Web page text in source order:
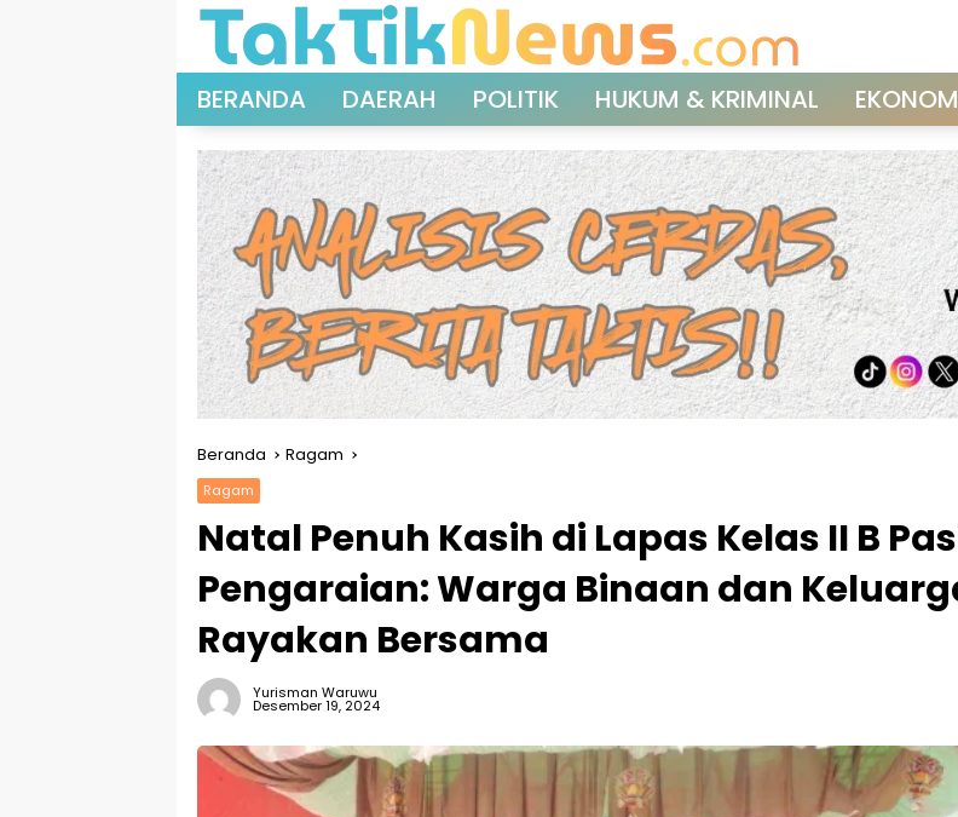
BERANDA DAERAH POLITIK HUKUM & KRIMINAL
Beranda Ragam
Ragam
Natal Penuh Kasih di Lapas Kelas II B
Pengaraian: Warga Binaan dan
Rayakan Bersama
Yurisman Waruwu
Desember 19, 2024